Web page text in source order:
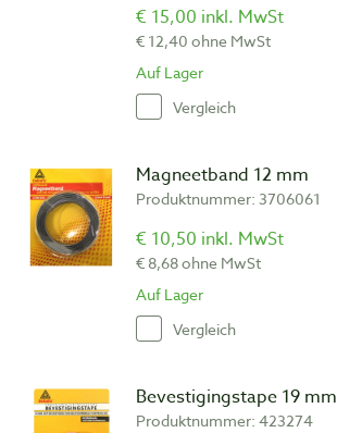
€ 15,00 inkl. MwSt
€ 12,40 ohne MwSt
Auf Lager
Vergleich
Magneetband 12 mm
Produktnummer: 3706061
€ 10,50 inkl. MwSt
€ 8,68 ohne MwSt
Auf Lager
Vergleich
Bevestigingstape 19 mm
Produktnummer: 423274